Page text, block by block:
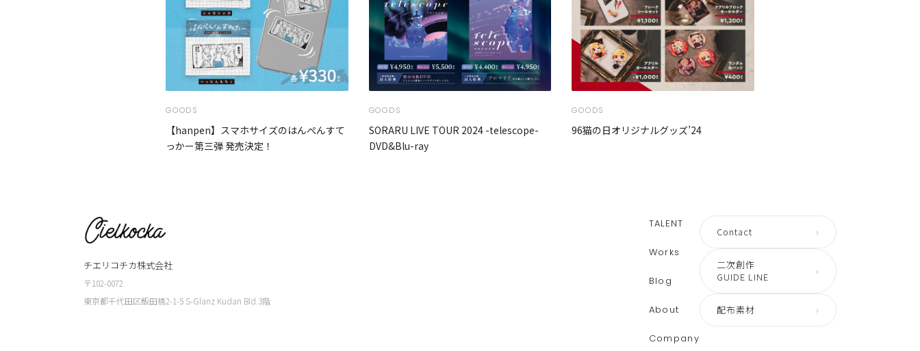
GOODS
【hanpen】スマホサイズのはんぺんすて
っかー第三弾 発売決定！
GOODS
SORARU LIVE TOUR 2024 -telescope-
DVD&Blu-ray
GOODS
96猫の日オリジナルグッズ’24
チエリコチカ株式会社
〒102-0072
東京都千代田区飯田橋2-1-5 S-Glanz Kudan Bld.3階
TALENT
Works
Blog
About
Company
Contact ›
二次創作
GUIDE LINE
›
配布素材 ›